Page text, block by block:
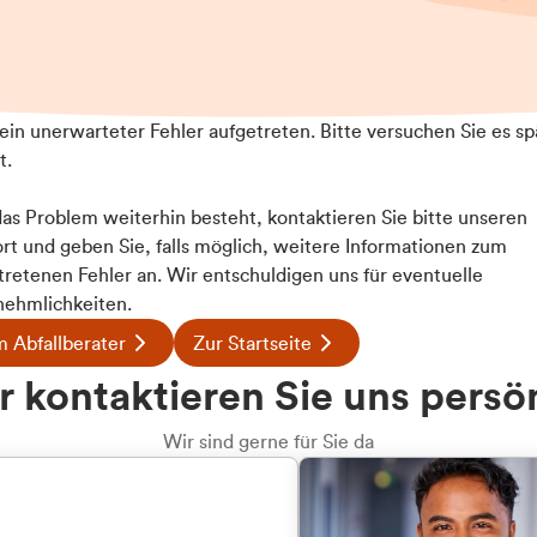
Details
Inhalte und Anzeigen zu personalisieren, Funktionen für
auf unsere Website zu analysieren. Außerdem geben wir
an unsere Partner für soziale Medien, Werbung und
möglicherweise mit weiteren Daten zusammen,
Ihrer Nutzung der Dienste gesammelt haben.
welcher
ein unerwarteter Fehler aufgetreten. Bitte versuchen Sie es
Problem weiterhin besteht, kontaktieren Sie bitte unseren
und geben Sie, falls möglich, weitere Informationen zum
Fehler an. Wir entschuldigen uns für eventuelle
Abfallberater Zur Startseite
kontaktieren Sie uns
Wir sind gerne für Sie da